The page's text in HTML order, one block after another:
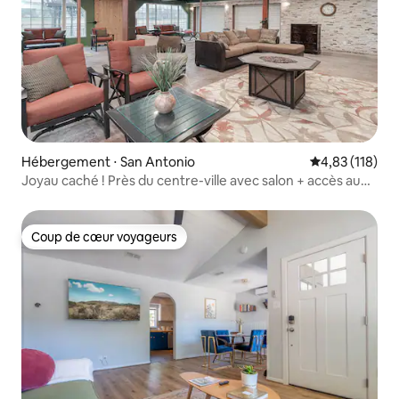
Hébergement ⋅ San Antonio Évaluation
4,83 (118)
Joyau caché ! Près du centre-ville avec salon + accès au
Coup de cœur voyageurs
Coup de cœur voyageurs